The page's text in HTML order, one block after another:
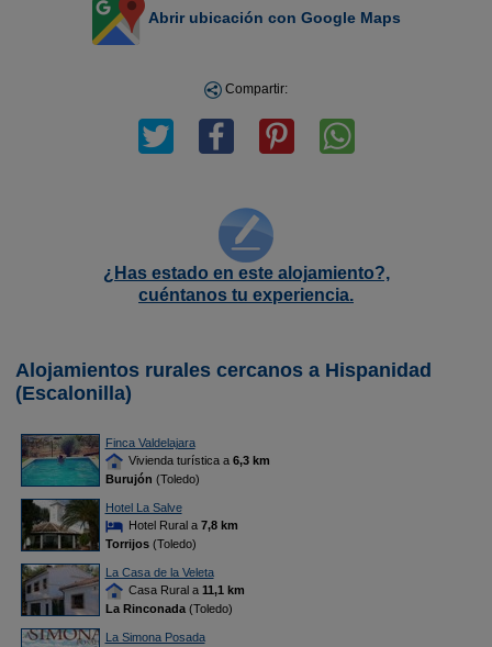
Abrir ubicación con Google Maps
Compartir:
¿Has estado en este alojamiento?,
cuéntanos tu experiencia.
Alojamientos rurales cercanos a Hispanidad
(Escalonilla)
Finca Valdelajara
Vivienda turística a 6,3 km
Burujón (Toledo)
Hotel La Salve
Hotel Rural a 7,8 km
Torrijos(Toledo)
La Casa de la Veleta
Casa Rural a 11,1 km
La Rinconada(Toledo)
La Simona Posada